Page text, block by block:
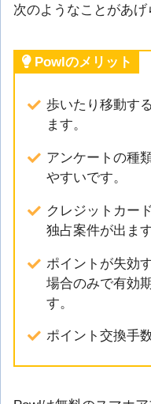
次のようなことがあげ
Powlのメリット
歩いたり移動す
ます。
アンケートの種
やすいです。
クレジットカー
独占案件が出ます
ポイントが失効
場合のみで有効
す。
ポイント交換手